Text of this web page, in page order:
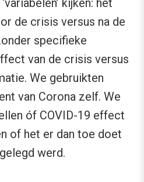
de crisis versus na de
specifieke
van de crisis versus
We gebruikten
van Corona zelf. We
óf COVID-19 effect
of het er dan toe doet
werd.